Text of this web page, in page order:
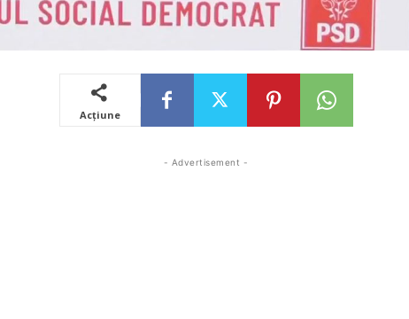
Acțiune
- Advertisement -